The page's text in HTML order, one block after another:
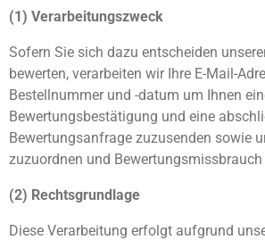
(1) Verarbeitungszweck
Sofern Sie sich dazu entscheiden
bewerten, verarbeiten wir Ihre E-Mail-
Bestellnummer und -datum um Ihnen
Bewertungsbestätigung und eine
Bewertungsanfrage zuzusenden sowie
zuzuordnen und
(2) Rechtsgrundlage
Diese Verarbeitung erfolgt aufgrund